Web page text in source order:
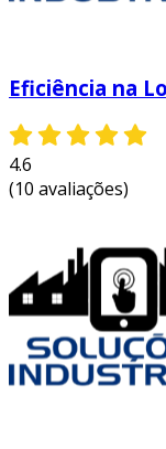
Eficiência na
4.6
(10 avaliações)